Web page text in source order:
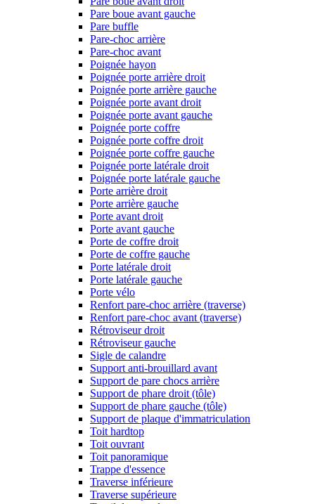
Pare boue avant gauche
Pare buffle
Pare-choc arrière
Pare-choc avant
Poignée hayon
Poignée porte arrière droit
Poignée porte arrière gauche
Poignée porte avant droit
Poignée porte avant gauche
Poignée porte coffre
Poignée porte coffre droit
Poignée porte coffre gauche
Poignée porte latérale droit
Poignée porte latérale gauche
Porte arrière droit
Porte arrière gauche
Porte avant droit
Porte avant gauche
Porte de coffre droit
Porte de coffre gauche
Porte latérale droit
Porte latérale gauche
Porte vélo
Renfort pare-choc arrière (traverse)
Renfort pare-choc avant (traverse)
Rétroviseur droit
Rétroviseur gauche
Sigle de calandre
Support anti-brouillard avant
Support de pare chocs arrière
Support de phare droit (tôle)
Support de phare gauche (tôle)
Support de plaque d'immatriculation
Toit hardtop
Toit ouvrant
Toit panoramique
Trappe d'essence
Traverse inférieure
Traverse supérieure